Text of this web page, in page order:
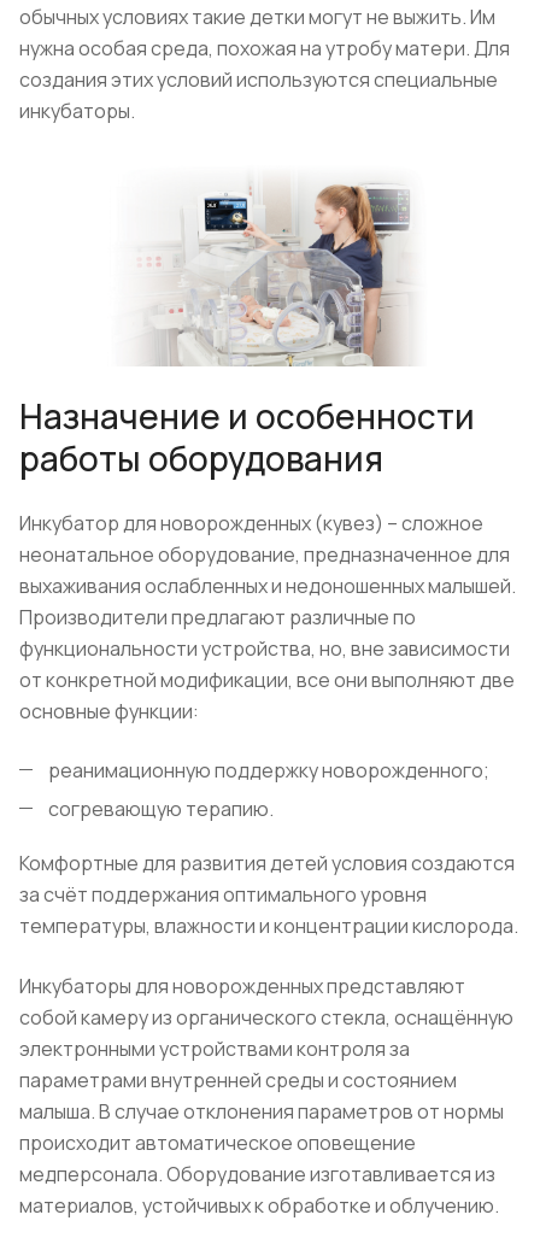
обычных условиях такие детки могут не выжить. Им
нужна особая среда, похожая на утробу матери. Для
создания этих условий используются специальные
инкубаторы.
Назначение и особенности
работы оборудования
Инкубатор для новорожденных (кувез) – сложное
неонатальное оборудование, предназначенное для
выхаживания ослабленных и недоношенных малышей.
Производители предлагают различные по
функциональности устройства, но, вне зависимости
от конкретной модификации, все они выполняют две
основные функции:
реанимационную поддержку новорожденного;
согревающую терапию.
Комфортные для развития детей условия создаются
за счёт поддержания оптимального уровня
температуры, влажности и концентрации кислорода.
Инкубаторы для новорожденных представляют
собой камеру из органического стекла, оснащённую
электронными устройствами контроля за
параметрами внутренней среды и состоянием
малыша. В случае отклонения параметров от нормы
происходит автоматическое оповещение
медперсонала. Оборудование изготавливается из
материалов, устойчивых к обработке и облучению.